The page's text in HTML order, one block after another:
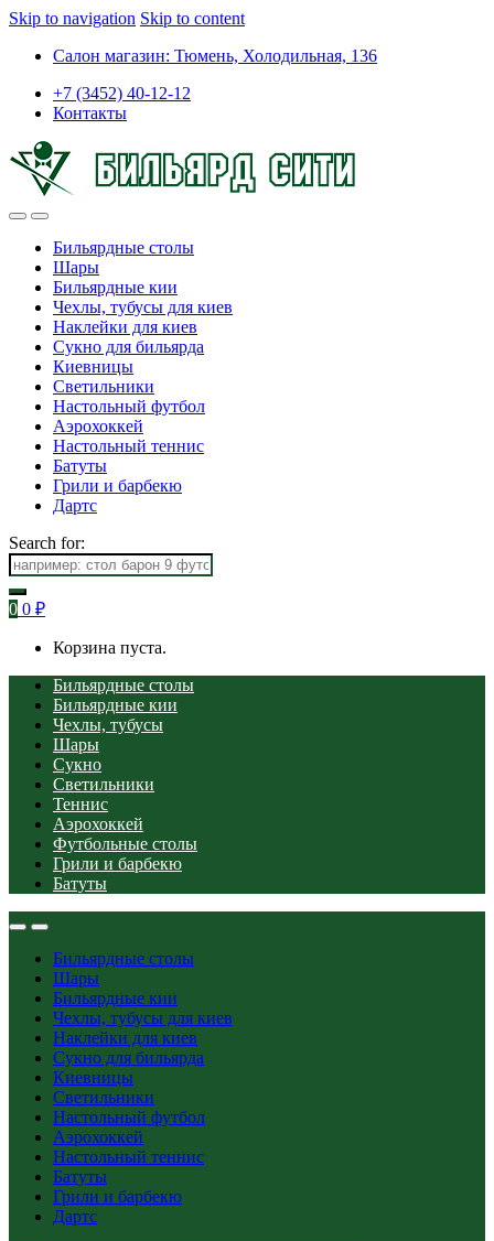
Skip to navigation Skip to content
Салон магазин: Тюмень, Холодильная, 136
+7 (3452) 40-12-12
Контакты
Бильярдные столы
Шары
Бильярдные кии
Чехлы, тубусы для киев
Наклейки для киев
Сукно для бильярда
Киевницы
Светильники
Настольный футбол
Аэрохоккей
Настольный теннис
Батуты
Грили и барбекю
Дартс
Search for:
0 0 ₽
Корзина пуста.
Бильярдные столы
Бильярдные кии
Чехлы, тубусы
Шары
Сукно
Светильники
Теннис
Аэрохоккей
Футбольные столы
Грили и барбекю
Батуты
Бильярдные столы
Шары
Бильярдные кии
Чехлы, тубусы для киев
Наклейки для киев
Сукно для бильярда
Киевницы
Светильники
Настольный футбол
Аэрохоккей
Настольный теннис
Батуты
Грили и барбекю
Дартс